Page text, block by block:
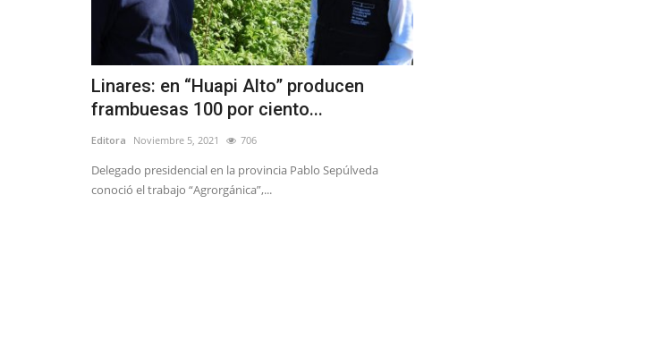
Linares: en “Huapi Alto” producen
frambuesas 100 por ciento...
Editora Noviembre 5, 2021 706
Delegado presidencial en la provincia Pablo Sepúlveda
conoció el trabajo “Agrorgánica”,...